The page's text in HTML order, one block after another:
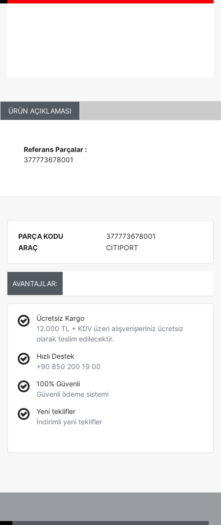
ÜRÜN AÇIKLAMASI
Referans Parçalar :
377773678001
PARÇA KODU
377773678001
ARAÇ
CITIPORT
AVANTAJLAR:
Ücretsiz Kargo
12.000 TL + KDV üzeri alışverişleriniz ücretsiz
olarak teslim edilecektir.
Hızlı Destek
+90 850 200 19 00
100% Güvenli
Güvenli ödeme sistemi
Yeni teklifler
İndirimli yeni teklifler